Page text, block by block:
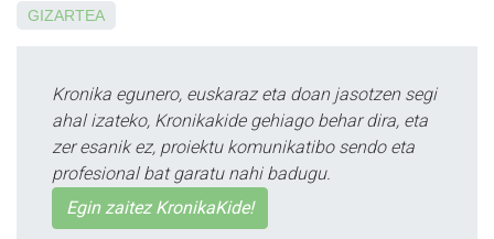
GIZARTEA
Kronika egunero, euskaraz eta doan jasotzen segi
ahal izateko, Kronikakide gehiago behar dira, eta
zer esanik ez, proiektu komunikatibo sendo eta
profesional bat garatu nahi badugu.
Egin zaitez KronikaKide!